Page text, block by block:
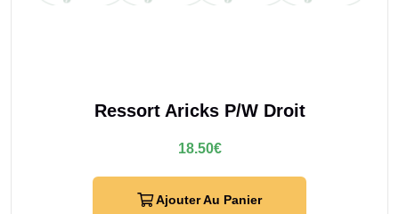
Ressort Aricks P/W Droit
18.50€
Ajouter Au Panier